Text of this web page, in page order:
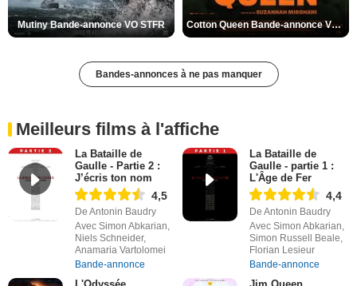
Mutiny Bande-annonce VO STFR Cotton Queen Bande-annonce VO STFR
Bandes-annonces à ne pas manquer
Meilleurs films à l'affiche
La Bataille de
Gaulle - Partie 2 :
J’écris ton nom
4,5
De Antonin Baudry
Avec Simon Abkarian,
Niels Schneider,
Anamaria Vartolomei
Bande-annonce
La Bataille de
Gaulle - partie 1 :
L'Âge de Fer
4,4
De Antonin Baudry
Avec Simon Abkarian,
Simon Russell Beale,
Florian Lesieur
Bande-annonce